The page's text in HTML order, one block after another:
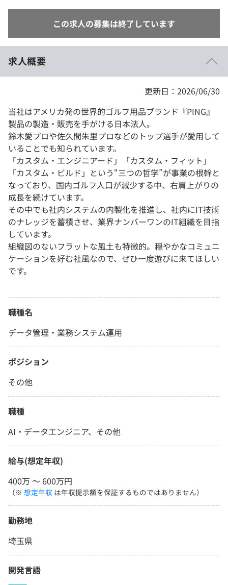
この求人の募集は終了しています
求人概要
更新日：2026/06/30
当社はアメリカ発の世界的ゴルフ用品ブランド『PING』
製品の製造・販売を手がける日本法人。
鈴木愛プロや佐久間朱里プロなどのトップ選手が愛用して
いることでも知られています。
「カスタム・エンジニアード」「カスタム・フィット」
「カスタム・ビルド」という“三つの哲学”が事業の根幹と
なっており、国内ゴルフ人口が減少する中、右肩上がりの
成長を続けています。
その中でも社内システムの内製化を推進し、社内にIT技術
のナレッジを蓄積させ、業界ナンバーワンのIT組織を目指
しています。
組織図のないフラットな風土も特徴的。穏やかなコミュニ
ケーションを好む社風なので、ぜひ一度遊びに来てほしい
です。
職種名
データ管理・業務システム運用
ポジション
その他
職種
AI・データエンジニア、その他
給与(想定年収)
400万 〜 600万円
（※ 想定年収 は年収提示額を保証するものではありません）
勤務地
埼玉県
開発言語